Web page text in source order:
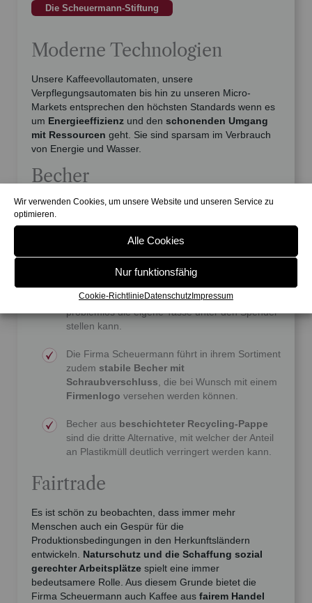
Wir verwenden Cookies, um unsere Website und unseren Service zu
optimieren.
Alle Cookies
Nur funktionsfähig
Cookie-RichtlinieDatenschutzImpressum
Die Scheuermann-Stiftung
Moderne Technologien
Unsere Kaffeevollautomaten, unsere
Verpflegungsautomaten bis hin zu unseren Micro-
Markets entsprechen den höchsten Standards wenn es
um Energieeffizienz und den schonenden Umgang
mit Ressourcen geht. Sie sind sparsam im Verbrauch
von Energie und Wasser.
Becher
Milliarden Plastikbecher landen jeden Tag auf dem Müll.
Daher bietet die Firma Scheuermann
Die beste Alternative ist sicherlich die Benutzung
eigenen Tasse. Daher sind unsere
Lichtschranke versehen, so dass man
problemlos die eigene Tasse unter den Spender
stellen kann.
Die Firma Scheuermann führt in ihrem Sortiment
zudem stabile Becher mit
Schraubverschluss , die bei Wunsch mit einem
Firmenlogo versehen werden können.
Becher aus beschichteter Recycling-Pappe
sind die dritte Alternative, mit welcher der Anteil
an Plastikmüll deutlich verringert werden kann.
Fairtrade
Es ist schön zu beobachten, dass immer mehr
Menschen auch ein Gespür für die
Produktionsbedingungen in den Herkunftsländern
entwickeln. Naturschutz und die Schaffung sozial
gerechter Arbeitsplätze spielt eine immer
bedeutsamere Rolle. Aus diesem Grunde bietet die
Firma Scheuermann auch Kaffee aus fairem Handel